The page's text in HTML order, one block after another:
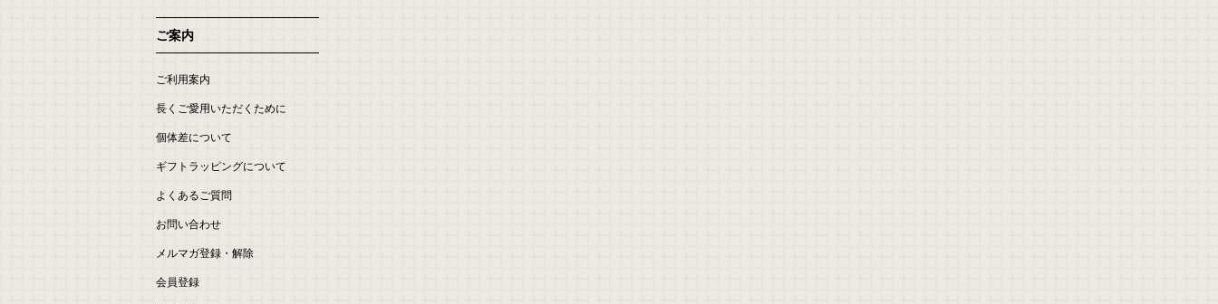
ご案内
ご利用案内
長くご愛用いただくために
個体差について
ギフトラッピングについて
よくあるご質問
お問い合わせ
メルマガ登録・解除
会員登録